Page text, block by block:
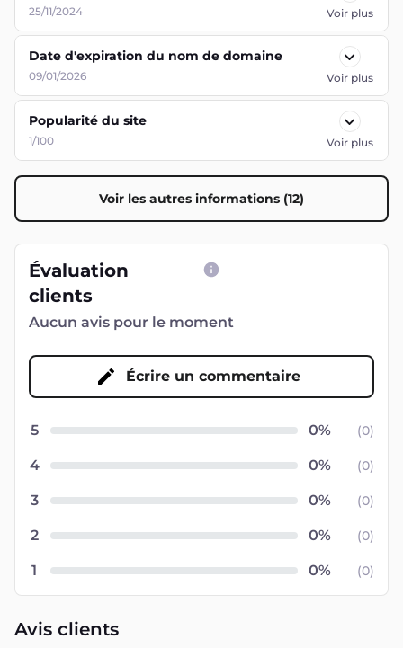
25/11/2024 Voir plus
Date d'expiration du nom de domaine
09/01/2026 Voir plus
Popularité du site
1/100 Voir plus
Voir les autres informations (12)
Évaluation
clients
Aucun avis pour le moment
Écrire un commentaire
5 (0)
4 (0)
3 (0)
2 (0)
1 (0)
Avis clients